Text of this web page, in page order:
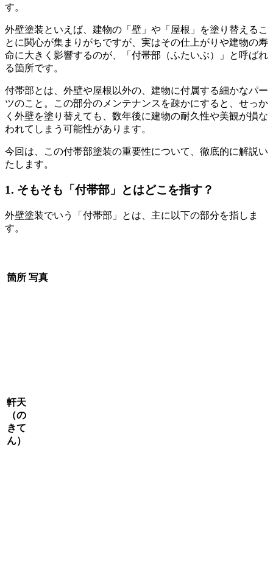
す。
外壁塗装といえば、建物の「壁」や「屋根」を塗り替えるこ
とに関心が集まりがちですが、実はその仕上がりや建物の寿
命に大きく影響するのが、「付帯部（ふたいぶ）」と呼ばれ
る箇所です。
付帯部とは、外壁や屋根以外の、建物に付属する細かなパー
ツのこと。この部分のメンテナンスを疎かにすると、せっか
く外壁を塗り替えても、数年後に建物の耐久性や美観が損な
われてしまう可能性があります。
今回は、この付帯部塗装の重要性について、徹底的に解説い
たします。
1. そもそも「付帯部」とはどこを指す？
外壁塗装でいう「付帯部」とは、主に以下の部分を指しま
す。
箇所 写真
軒天
（の
きて
ん）